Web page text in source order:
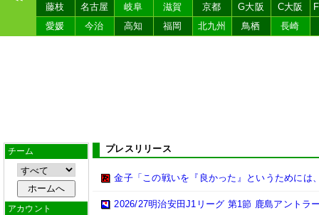
藤枝
名古屋 岐阜 滋賀 京都 G大阪 C大阪
愛媛
今治 高知 福岡 北九州 鳥栖 長崎
チーム
アカウント
プレスリリース
金子「この戦いを『良かった』というためには
2026/27明治安田J1リーグ 第1節 鹿島アントラ